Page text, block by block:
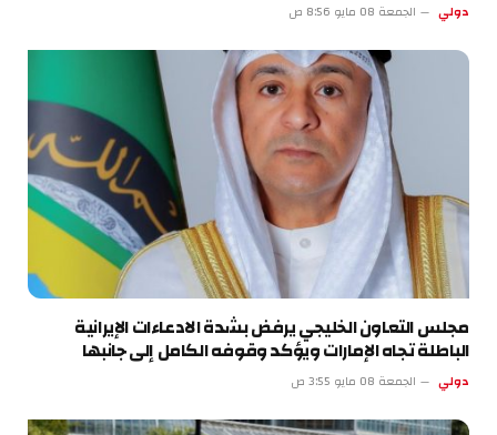
دولي الجمعة 08 مايو 8:56 ص
مجلس التعاون الخليجي يرفض بشدة الادعاءات الإيرانية
الباطلة تجاه الإمارات ويؤكد وقوفه الكامل إلى جانبها
دولي الجمعة 08 مايو 3:55 ص